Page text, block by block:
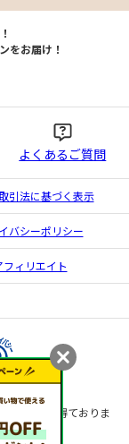
をお届け！
よくあるご質問
引法に基づく表示
バシーポリシー
フィリエイト
の許可を得ておりま